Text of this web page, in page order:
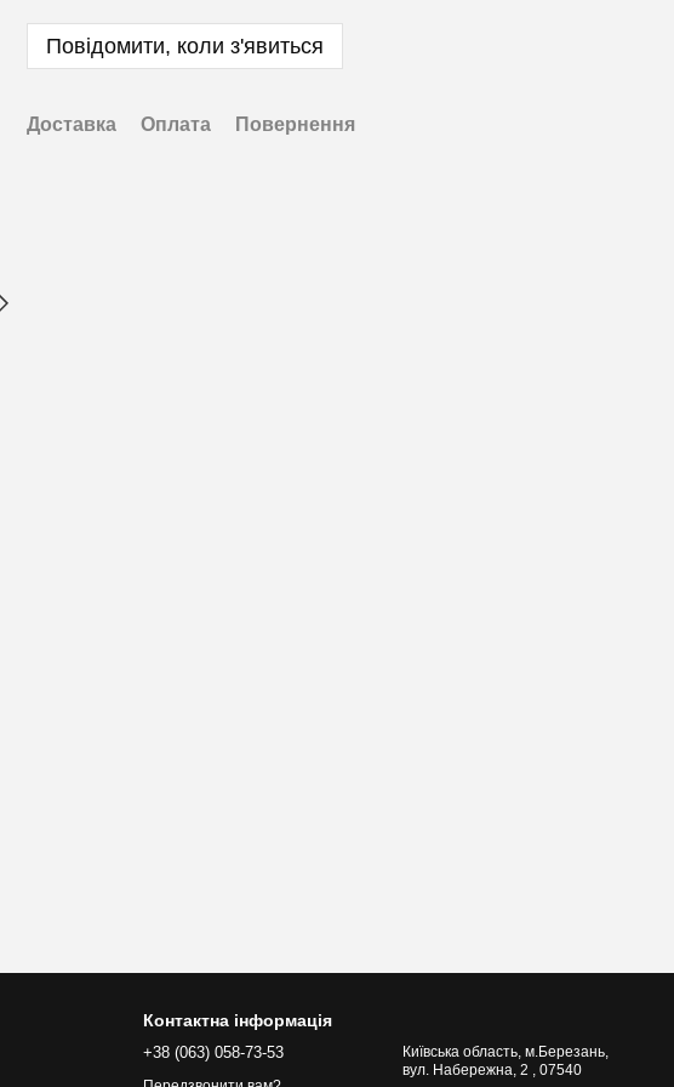
Повідомити, коли з'явиться
Доставка Оплата Повернення
Контактна інформація
+38 (063) 058-73-53
Київська область, м.Березань,
вул. Набережна, 2 , 07540